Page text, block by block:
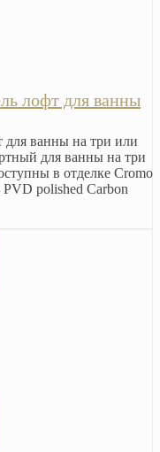
лофт для ванны
для ванны на три или
для ванны на три
в отделке Cromo
polished Carbon